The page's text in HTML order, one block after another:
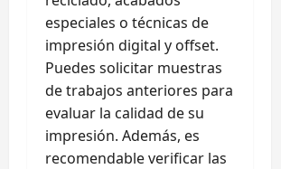
especiales o técnicas de
impresión digital y offset.
Puedes solicitar muestras
de trabajos anteriores para
evaluar la calidad de su
impresión. Además, es
recomendable verificar las